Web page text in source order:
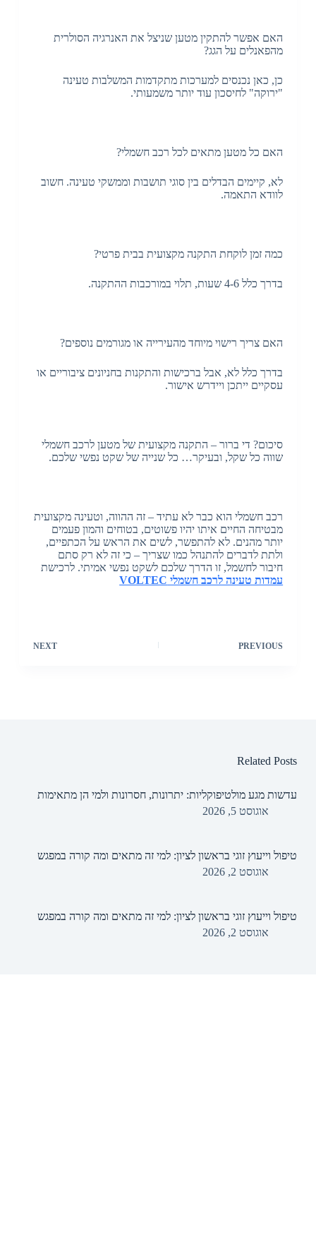
האם אפשר להתקין מטען שניצל את האנרגיה הסולרית
מהפאנלים על הגג?
כן, כאן נכנסים למערכות מתקדמות המשלבות טעינה
"ירוקה" לחיסכון עוד יותר משמעותי.
האם כל מטען מתאים לכל רכב חשמלי?
לא, קיימים הבדלים בין סוגי תושבות וממשקי טעינה. חשוב
לוודא התאמה.
כמה זמן לוקחת התקנה מקצועית בבית פרטי?
בדרך כלל 4-6 שעות, תלוי במורכבות ההתקנה.
האם צריך רישוי מיוחד מהעירייה או מגורמים נוספים?
בדרך כלל לא, אבל ברכישות והתקנות בחניונים ציבוריים או
עסקיים ייתכן ויידרש אישור.
סיכום? די ברור – התקנה מקצועית של מטען לרכב חשמלי
שווה כל שקל, ובעיקר… כל שנייה של שקט נפשי שלכם.
רכב חשמלי הוא כבר לא עתיד – זה ההווה, וטעינה מקצועית
מבטיחה החיים איתו יהיו פשוטים, בטוחים והמון פעמים
יותר מהנים. לא להתפשר, לשים את הראש על הכתפיים,
ולתת לדברים להתנהל כמו שצריך – כי זה לא רק סתם
חיבור לחשמל, זו הדרך שלכם לשקט נפשי אמיתי. לרכישת
עמדות טעינה לרכב חשמלי VOLTEC
PREVIOUS
NEXT
Related Posts
עדשות מגע מולטיפוקליות: יתרונות, חסרונות ולמי הן מתאימות
אוגוסט 5, 2026
טיפול וייעוץ זוגי בראשון לציון: למי זה מתאים ומה קורה במפגש
אוגוסט 2, 2026
טיפול וייעוץ זוגי בראשון לציון: למי זה מתאים ומה קורה במפגש
אוגוסט 2, 2026